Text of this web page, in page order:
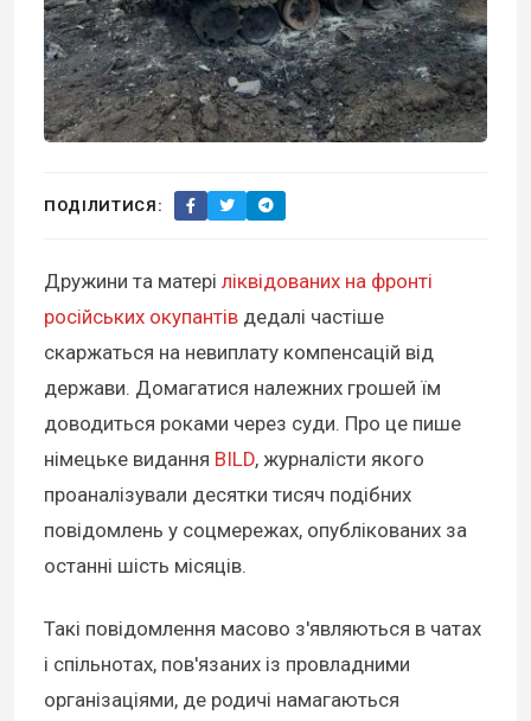
ПОДІЛИТИСЯ:
Дружини та матері ліквідованих на фронті
російських окупантів дедалі частіше
скаржаться на невиплату компенсацій від
держави. Домагатися належних грошей їм
доводиться роками через суди. Про це пише
німецьке видання BILD, журналісти якого
проаналізували десятки тисяч подібних
повідомлень у соцмережах, опублікованих за
останні шість місяців.
Такі повідомлення масово з'являються в чатах
і спільнотах, пов'язаних із провладними
організаціями, де родичі намагаються